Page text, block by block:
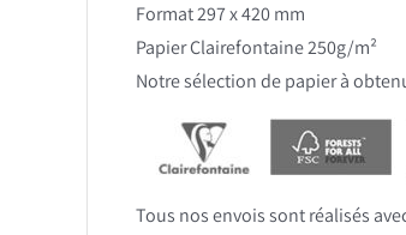
Format 297 x 420 mm
Papier Clairefontaine 250g/m²
Notre sélection de papier à
Tous nos envois sont réalisés